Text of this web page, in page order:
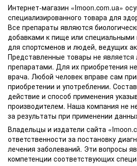
Интернет-магазин «Imoon.com.ua»
специализированного товара для
Все препараты являются
добавками к пище или специальными
для спортсменов и людей, ведущих
Представленные товары не является
препаратами. Для их приобретения
врача. Любой человек вправе сам
приобретении и употреблении.
действие и способ применения
производителем. Наша компания не
за результаты при применении
Владельцы и издатели сайта
ответственности за постановку
лечения заболеваний. Эти вопросы
компетенции соответствующих